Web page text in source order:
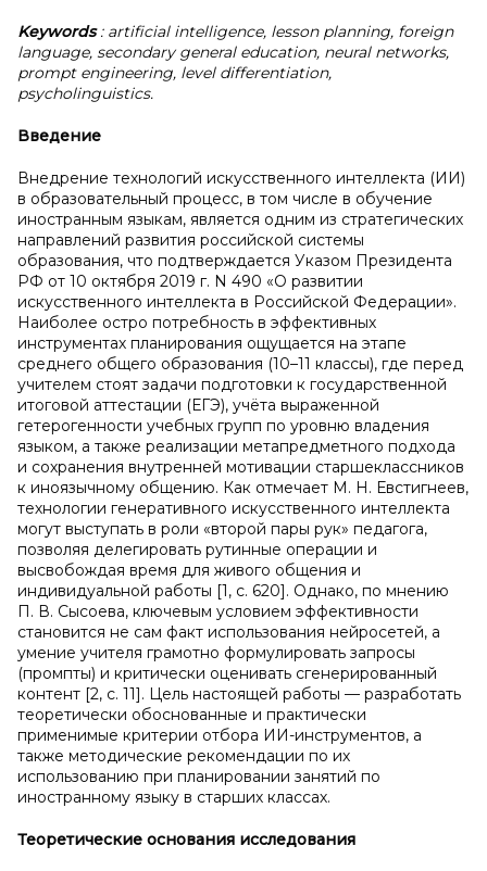
Keywords: artificial intelligence, lesson planning, foreign
language, secondary general education, neural networks,
prompt engineering, level differentiation,
psycholinguistics.
Введение
Внедрение технологий искусственного интеллекта (ИИ)
в образовательный процесс, в том числе в обучение
иностранным языкам, является одним из стратегических
направлений развития российской системы
образования, что подтверждается Указом Президента
РФ от 10 октября 2019 г. N 490 «О развитии
искусственного интеллекта в Российской Федерации».
Наиболее остро потребность в эффективных
инструментах планирования ощущается на этапе
среднего общего образования (10–11 классы), где перед
учителем стоят задачи подготовки к государственной
итоговой аттестации (ЕГЭ), учёта выраженной
гетерогенности учебных групп по уровню владения
языком, а также реализации метапредметного подхода
и сохранения внутренней мотивации старшеклассников
к иноязычному общению. Как отмечает М. Н. Евстигнеев,
технологии генеративного искусственного интеллекта
могут выступать в роли «второй пары рук» педагога,
позволяя делегировать рутинные операции и
высвобождая время для живого общения и
индивидуальной работы [1, с. 620]. Однако, по мнению
П. В. Сысоева, ключевым условием эффективности
становится не сам факт использования нейросетей, а
умение учителя грамотно формулировать запросы
(промпты) и критически оценивать сгенерированный
контент [2, с. 11]. Цель настоящей работы — разработать
теоретически обоснованные и практически
применимые критерии отбора ИИ-инструментов, а
также методические рекомендации по их
использованию при планировании занятий по
иностранному языку в старших классах.
Теоретические основания исследования